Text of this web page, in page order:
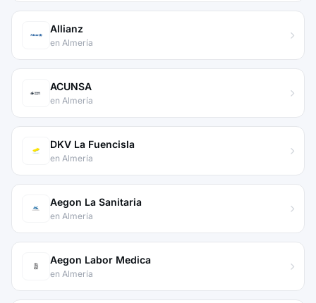
Allianz
en Almería
ACUNSA
en Almería
DKV La Fuencisla
en Almería
Aegon La Sanitaria
en Almería
Aegon Labor Medica
en Almería